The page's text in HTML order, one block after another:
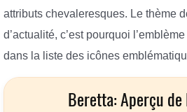
attributs chevaleresques. Le thème
d’actualité, c’est pourquoi
dans la liste des icônes
Beretta: Aperçu